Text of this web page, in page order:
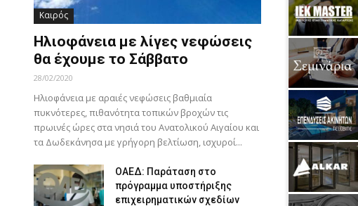
Καιρός
Ηλιοφάνεια με λίγες νεφώσεις
θα έχουμε το Σάββατο
28/02/2020
Ηλιοφάνεια με αραιές νεφώσεις βαθμιαία
πυκνότερες, πιθανότητα τοπικών βροχών τις
πρωινές ώρες στα νησιά του Ανατολικού Αιγαίου και
τα Δωδεκάνησα με γρήγορη βελτίωση, ισχυροί...
ΟΑΕΔ: Παράταση στο
πρόγραμμα υποστήριξης
επιχειρηματικών σχεδίων